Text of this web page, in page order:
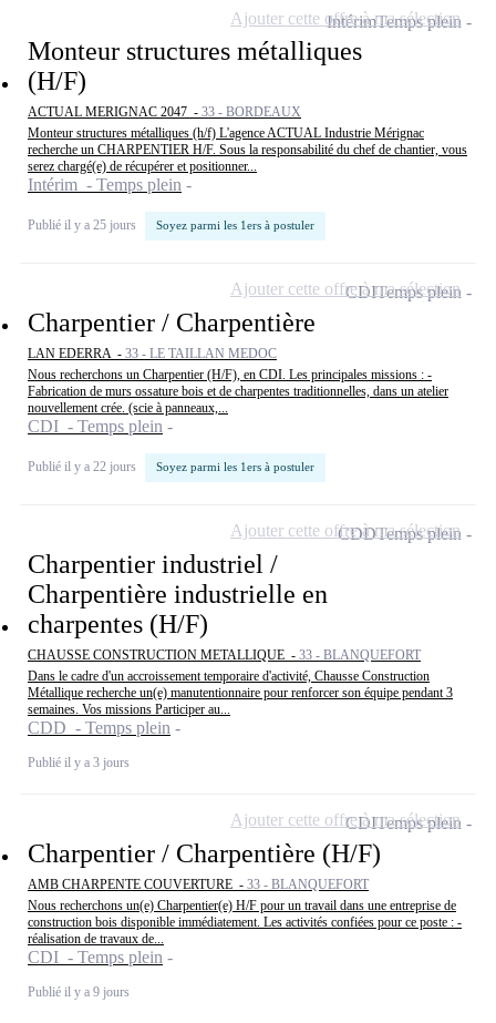
Monteur structures métalliques
(H/F)
ACTUAL MERIGNAC 2047 - 33 - BORDEAUX
Monteur structures métalliques (h/f) L'agence ACTUAL Industrie Mérignac
recherche un CHARPENTIER H/F. Sous la responsabilité du chef de chantier, vous
serez chargé(e) de récupérer et positionner...
Intérim - Temps plein
Publié il y a 25 jours Soyez parmi les 1ers à postuler
IntérimTemps plein
Ajouter cette offre à ma sélection
Charpentier / Charpentière
LAN EDERRA - 33 - LE TAILLAN MEDOC
Nous recherchons un Charpentier (H/F), en CDI. Les principales missions : -
Fabrication de murs ossature bois et de charpentes traditionnelles, dans un atelier
nouvellement crée. (scie à panneaux,...
CDI - Temps plein
Publié il y a 22 jours Soyez parmi les 1ers à postuler
CDITemps plein
Ajouter cette offre à ma sélection
Charpentier industriel /
Charpentière industrielle en
charpentes (H/F)
CHAUSSE CONSTRUCTION METALLIQUE - 33 - BLANQUEFORT
Dans le cadre d'un accroissement temporaire d'activité, Chausse Construction
Métallique recherche un(e) manutentionnaire pour renforcer son équipe pendant 3
semaines. Vos missions Participer au...
CDD - Temps plein
Publié il y a 3 jours
CDDTemps plein
Ajouter cette offre à ma sélection
Charpentier / Charpentière (H/F)
AMB CHARPENTE COUVERTURE - 33 - BLANQUEFORT
Nous recherchons un(e) Charpentier(e) H/F pour un travail dans une entreprise de
construction bois disponible immédiatement. Les activités confiées pour ce poste : -
réalisation de travaux de...
CDI - Temps plein
Publié il y a 9 jours
CDITemps plein
Ajouter cette offre à ma sélection